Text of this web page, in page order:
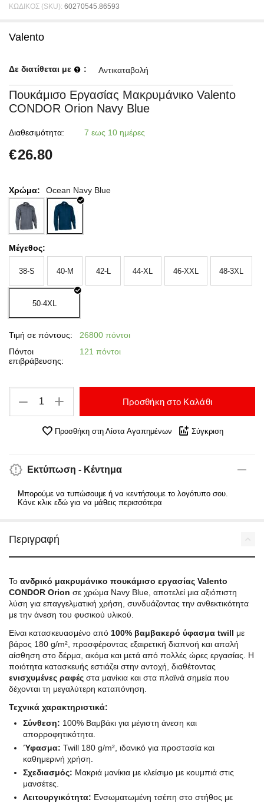
ΚΩΔΙΚΟΣ (SKU): 60270545.86593
Valento
Δε διατίθεται με : Αντικαταβολή
Πουκάμισο Εργασίας Μακρυμάνικο Valento
CONDOR Orion Navy Blue
Διαθεσιμότητα: 7 εως 10 ημέρες
€26.80
Χρώμα: Ocean Navy Blue
Μέγεθος:
38-S 40-M 42-L 44-XL 46-XXL 48-3XL
50-4XL
Τιμή σε πόντους:
26800 πόντοι
Πόντοι
επιβράβευσης:
121 πόντοι
+
− Προσθήκη στο Καλάθι
Προσθήκη στη Λίστα Αγαπημένων Σύγκριση
Εκτύπωση - Κέντημα
Μπορούμε να τυπώσουμε ή να κεντήσουμε το λογότυπο σου.
Κάνε κλικ εδώ για να μάθεις περισσότερα
Περιγραφή
Το ανδρικό μακρυμάνικο πουκάμισο εργασίας Valento
CONDOR Orion σε χρώμα Navy Blue, αποτελεί μια αξιόπιστη
λύση για επαγγελματική χρήση, συνδυάζοντας την ανθεκτικότητα
με την άνεση του φυσικού υλικού.
Είναι κατασκευασμένο από 100% βαμβακερό ύφασμα twill με
βάρος 180 g/m², προσφέροντας εξαιρετική διαπνοή και απαλή
αίσθηση στο δέρμα, ακόμα και μετά από πολλές ώρες εργασίας. Η
ποιότητα κατασκευής εστιάζει στην αντοχή, διαθέτοντας
ενισχυμένες ραφές στα μανίκια και στα πλαϊνά σημεία που
δέχονται τη μεγαλύτερη καταπόνηση.
Τεχνικά χαρακτηριστικά:
Σύνθεση: 100% Βαμβάκι για μέγιστη άνεση και
απορροφητικότητα.
Ύφασμα: Twill 180 g/m², ιδανικό για προστασία και
καθημερινή χρήση.
Σχεδιασμός: Μακριά μανίκια με κλείσιμο με κουμπιά στις
μανσέτες.
Λειτουργικότητα: Ενσωματωμένη τσέπη στο στήθος με